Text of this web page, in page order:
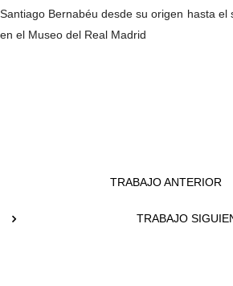
Santiago Bernabéu desde su origen hasta el
en el Museo del Real Madrid
TRABAJO ANTERIOR
TRABAJO